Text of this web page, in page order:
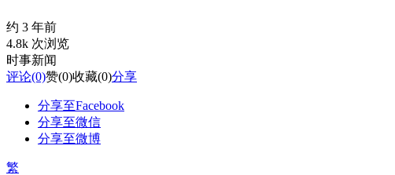
约 3 年前
4.8k 次浏览
时事新闻
评论(0)赞(0)收藏(0)分享
分享至Facebook
分享至微信
分享至微博
繁